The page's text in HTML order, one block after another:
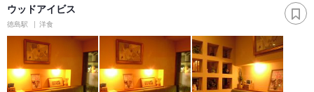
ウッドアイビス
徳島駅 洋食